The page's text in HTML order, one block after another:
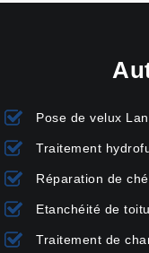
Pose de velux
Traitement
Réparation de
Etanchéité de
Traitement de